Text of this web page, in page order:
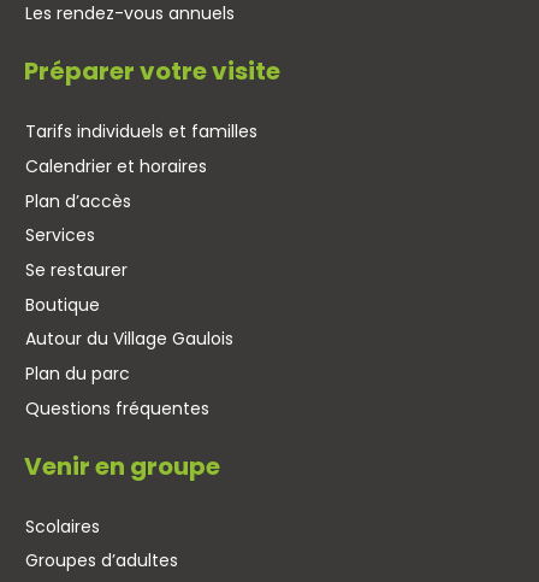
Les rendez-vous annuels
Préparer votre visite
Tarifs individuels et familles
Calendrier et horaires
Plan d’accès
Services
Se restaurer
Boutique
Autour du Village Gaulois
Plan du parc
Questions fréquentes
Venir en groupe
Scolaires
Groupes d’adultes